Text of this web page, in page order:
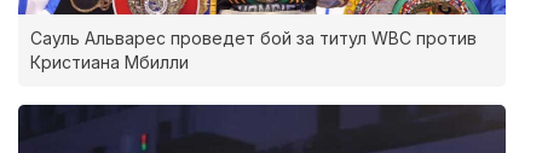
Сауль Альварес проведет бой за титул WBC против
Кристиана Мбилли